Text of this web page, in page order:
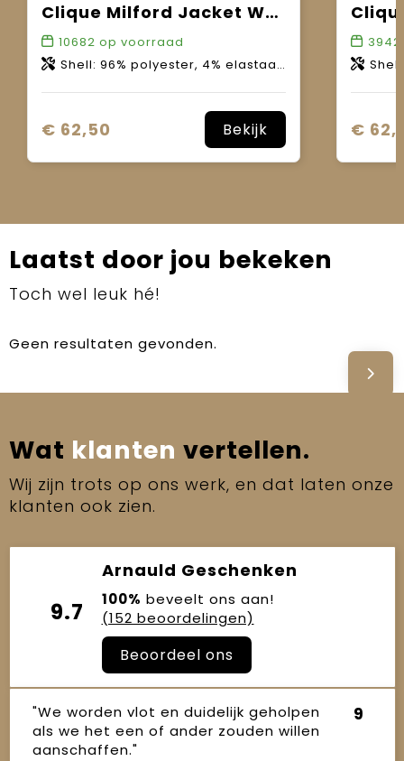
Clique Milford Jacket Women
10682 op voorraad
Shell: 96% polyester, 4% elastaan. Voering: 100% polyester. WP 3000mm. MVP 3000g/m2-24h.
€ 62,50 Bekijk
Shell: 96%
€
Laatst door jou bekeken
Toch wel leuk hé!
Geen resultaten gevonden.
Wat klanten vertellen.
Wij zijn trots op ons werk, en dat laten onze
klanten ook zien.
9.7
Arnauld Geschenken
100% beveelt ons aan!
(152 beoordelingen)
Beoordeel ons
"We worden vlot en duidelijk geholpen
als we het een of ander zouden willen
aanschaffen."
9